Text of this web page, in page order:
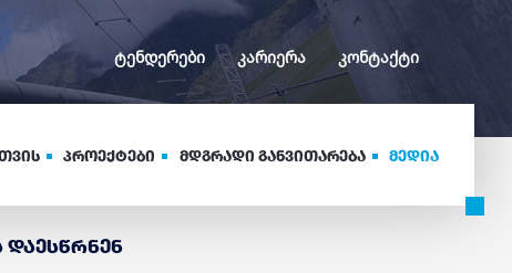
ტენდერები კარიერა კონტაქტი
პროექტები მდგრადი განვითარება მედია